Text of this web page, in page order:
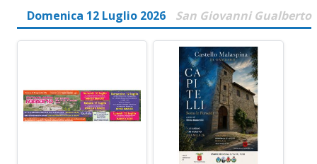
Domenica 12 Luglio 2026 San Giovanni Gualberto